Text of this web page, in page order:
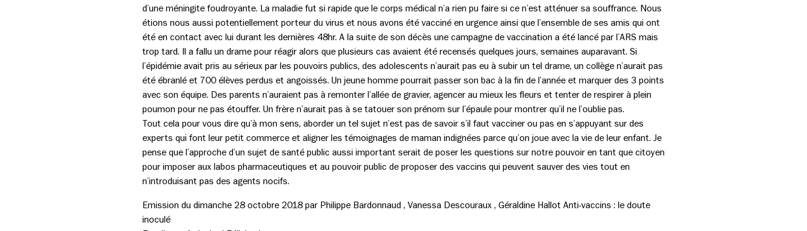
d’une méningite foudroyante. La maladie fut si rapide que le corps médical n’a rien pu faire si ce n’est atténuer sa souffrance. Nous
étions nous aussi potentiellement porteur du virus et nous avons été vacciné en urgence ainsi que l’ensemble de ses amis qui ont
été en contact avec lui durant les dernières 48hr. A la suite de son décès une campagne de vaccination a été lancé par l’ARS mais
trop tard. Il a fallu un drame pour réagir alors que plusieurs cas avaient été recensés quelques jours, semaines auparavant. Si
l’épidémie avait pris au sérieux par les pouvoirs publics, des adolescents n’aurait pas eu à subir un tel drame, un collège n’aurait pas
été ébranlé et 700 élèves perdus et angoissés. Un jeune homme pourrait passer son bac à la fin de l’année et marquer des 3 points
avec son équipe. Des parents n’auraient pas à remonter l’allée de gravier, agencer au mieux les fleurs et tenter de respirer à plein
poumon pour ne pas étouffer. Un frère n’aurait pas à se tatouer son prénom sur l’épaule pour montrer qu’il ne l’oublie pas.
Tout cela pour vous dire qu’à mon sens, aborder un tel sujet n’est pas de savoir s’il faut vacciner ou pas en s’appuyant sur des
experts qui font leur petit commerce et aligner les témoignages de maman indignées parce qu’on joue avec la vie de leur enfant. Je
pense que l’approche d’un sujet de santé public aussi important serait de poser les questions sur notre pouvoir en tant que citoyen
pour imposer aux labos pharmaceutiques et au pouvoir public de proposer des vaccins qui peuvent sauver des vies tout en
n’introduisant pas des agents nocifs.
Emission du dimanche 28 octobre 2018 par Philippe Bardonnaud , Vanessa Descouraux , Géraldine Hallot Anti-vaccins : le doute
inoculé